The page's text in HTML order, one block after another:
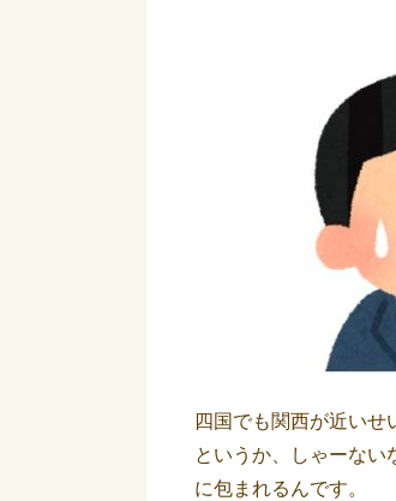
四国でも関西が近い
というか、しゃーない
に包まれるんです。